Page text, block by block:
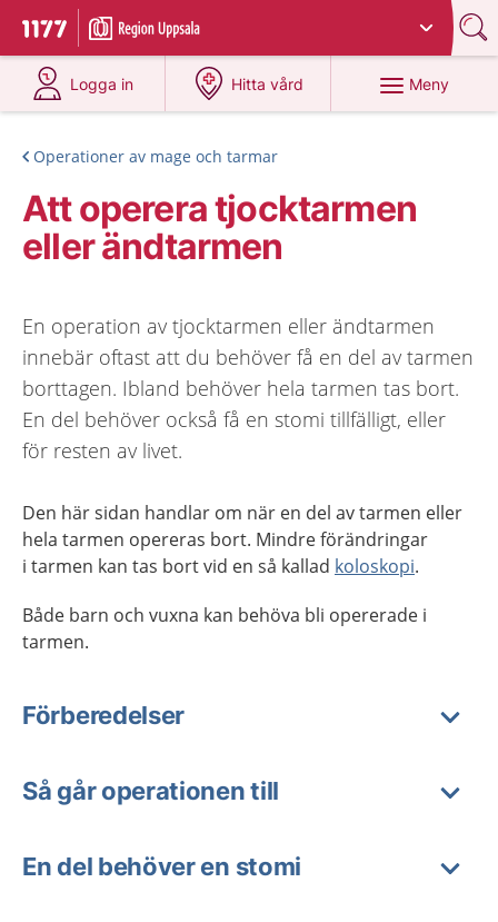
Till startsidan för 1177
Du har valt region
Logga in
på 1177.se
Hitta vård
på 1177.se
Meny
Operationer av mage och tarmar
Att operera tjocktarmen
eller ändtarmen
En operation av tjocktarmen eller ändtarmen
innebär oftast att du behöver få en del av tarmen
borttagen. Ibland behöver hela tarmen tas bort.
En del behöver också få en stomi tillfälligt, eller
för resten av livet.
Den här sidan handlar om när en del av tarmen eller
hela tarmen opereras bort. Mindre förändringar
i tarmen kan tas bort vid en så kallad koloskopi.
Både barn och vuxna kan behöva bli opererade i
tarmen.
Förberedelser
Så går operationen till
En del behöver en stomi